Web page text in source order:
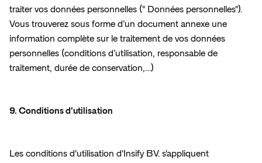
traiter vos données personnelles (" Données personnelles").
Vous trouverez sous forme d’un document annexe une
information complète sur le traitement de vos données
personnelles (conditions d’utilisation, responsable de
traitement, durée de conservation,…)
9. Conditions d'utilisation
Les conditions d'utilisation d'Insify BV. s'appliquent